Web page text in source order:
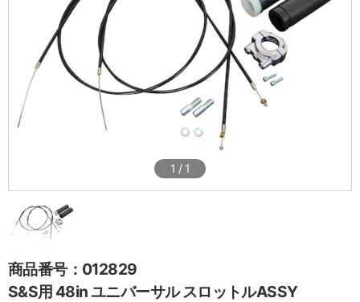
1 / 1
商品番号：012829
S&S用 48in ユニバーサル スロットルASSY